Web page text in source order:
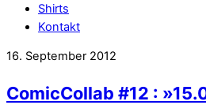
Shirts
Kontakt
16. September 2012
ComicCollab #12 :